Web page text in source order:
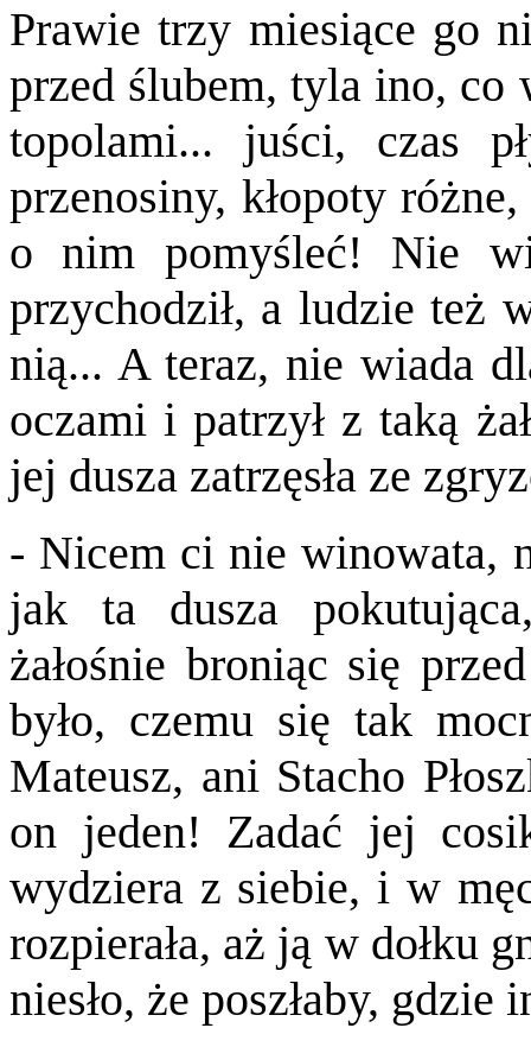
Prawie trzy miesiące go
przed ślubem, tyla ino, co
topolami... juści, czas
przenosiny, kłopoty
o nim pomyśleć! Nie
przychodził, a ludzie też
nią... A teraz, nie wiada
oczami i patrzył z taką
jej dusza zatrzęsła ze
- Nicem ci nie winowata,
jak ta dusza
żałośnie broniąc się
było, czemu się tak
Mateusz, ani Stacho
on jeden! Zadać jej
wydziera z siebie, i w
rozpierała, aż ją w dołku
niesło, że poszłaby,